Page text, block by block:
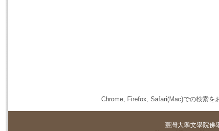
Chrome, Firefox, Safari(Mac)での検索を
臺灣大學文學院佛